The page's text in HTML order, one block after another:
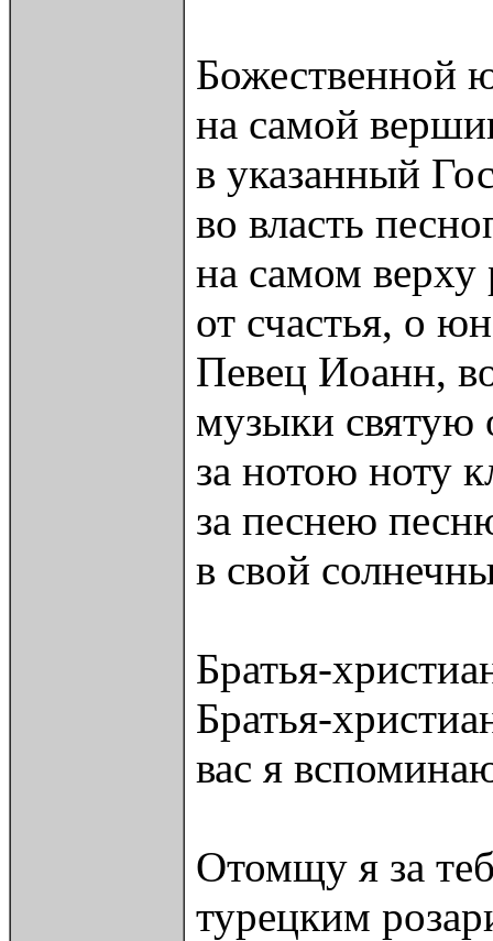
Божественной
на самой
в указанный
во власть
на самом верху
от счастья, о
Певец Иоанн,
музыки святую
за нотою ноту
за песнею
в свой
Братья-
Братья-
вас я
Отомщу я за
турецким